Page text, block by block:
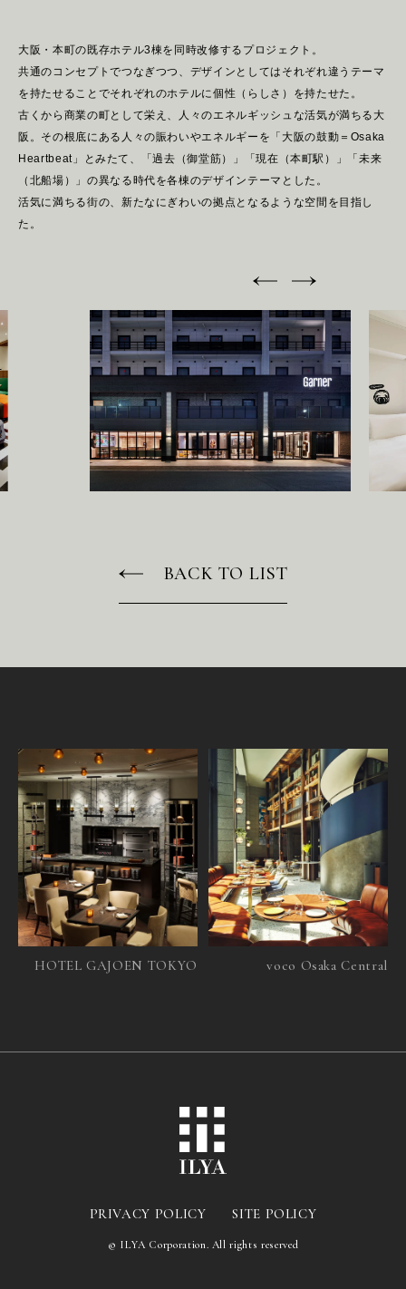
NEWS
RECRUI T
CO NTAC T
大阪・本町の既存ホテル3棟を同時改修するプロジェクト。
共通のコンセプトでつなぎつつ、デザインとしてはそれぞれ違うテーマ
を持たせることでそれぞれのホテルに個性（らしさ）を持たせた。
古くから商業の町として栄え、人々のエネルギッシュな活気が満ちる大
阪。その根底にある人々の賑わいやエネルギーを「大阪の鼓動＝Osaka
Heartbeat」とみたて、「過去（御堂筋）」「現在（本町駅）」「未来
（北船場）」の異なる時代を各棟のデザインテーマとした。
活気に満ちる街の、新たなにぎわいの拠点となるような空間を目指し
た。
BACK TO LIST
HOTEL GAJOEN TOKYO voco Osaka Central
PRIVACY POLICY SITE POLICY
© ILYA Corporation. All rights reserved